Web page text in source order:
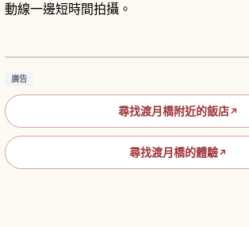
動線一邊短時間拍攝。
京都嵐山渡月橋旅遊指南｜四季絕景與周
廣告
尋找渡月橋附近的飯店↗
尋找渡月橋的體驗↗